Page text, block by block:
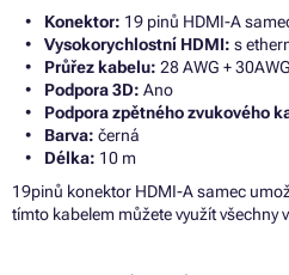
Konektor: 19 pinů HDMI-A
Vysokorychlostní HDMI: s
Průřez kabelu: 28 AWG + 30AWG
Podpora 3D: Ano
Podpora zpětného zvukového
Barva: černá
Délka: 10 m
19pinů konektor HDMI-A samec
tímto kabelem můžete využít všechny